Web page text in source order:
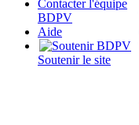
Contacter l'équipe
BDPV
Aide
Soutenir le site